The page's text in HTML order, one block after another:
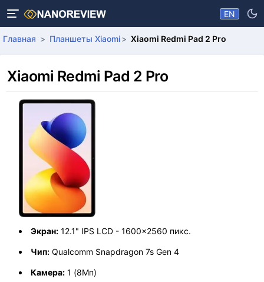
EN
Главная Планшеты Xiaomi Xiaomi Redmi Pad 2 Pro
Xiaomi Redmi Pad 2 Pro
Экран: 12.1" IPS LCD - 1600x2560 пикс.
Чип: Qualcomm Snapdragon 7s Gen 4
Камера: 1 (8Мп)